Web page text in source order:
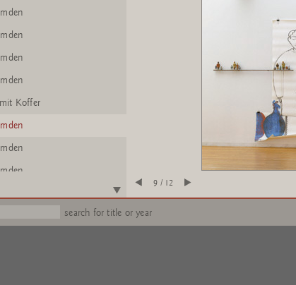
Koffer
9 / 12
search for title or year